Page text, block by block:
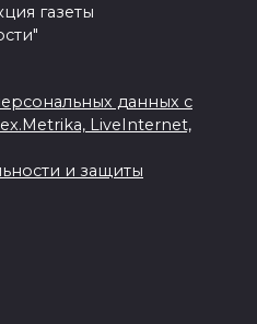
газеты
данных с
LiveInternet,
и защиты